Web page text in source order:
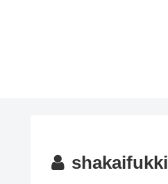
shakaifukki